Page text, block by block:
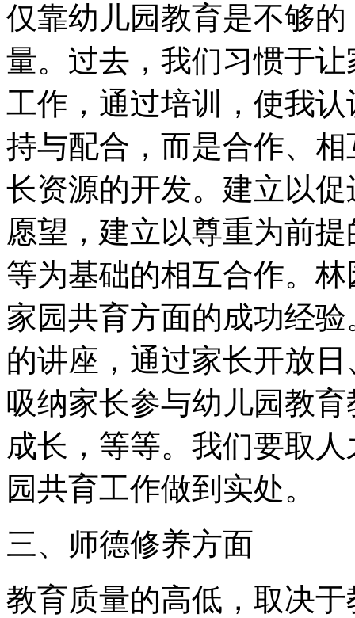
仅靠幼儿园教育是不够
量。过去，我们习惯于
工作，通过培训，使我
持与配合，而是合作、
长资源的开发。建立以
愿望，建立以尊重为前
等为基础的相互合作。
家园共育方面的成功经
的讲座，通过家长开放
吸纳家长参与幼儿园教
成长，等等。我们要取
园共育工作做到实处。
三、师德修养方面
教育质量的高低，取决